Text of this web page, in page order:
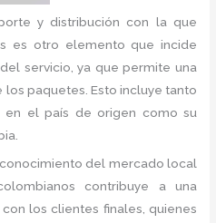
y distribución con la que
es otro elemento que incide
servicio, ya que permite una
los paquetes. Esto incluye tanto
el país de origen como su
del mercado local
contribuye a una
los clientes finales, quienes